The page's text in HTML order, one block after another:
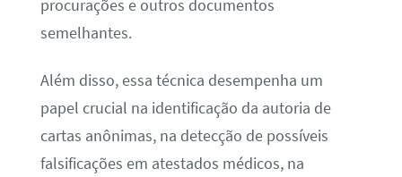
procurações e outros documentos
semelhantes.
Além disso, essa técnica desempenha um
papel crucial na identificação da autoria de
cartas anônimas, na detecção de possíveis
falsificações em atestados médicos, na